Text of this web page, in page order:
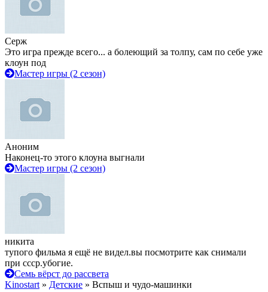
Серж
Это игра прежде всего... а болеющий за толпу, сам по себе уже
клоун под
Мастер игры (2 сезон)
Аноним
Наконец-то этого клоуна выгнали
Мастер игры (2 сезон)
никита
тупого фильма я ещё не видел.вы посмотрите как снимали
при ссср.убогие.
Семь вёрст до рассвета
Kinostart » Детские » Вспыш и чудо-машинки